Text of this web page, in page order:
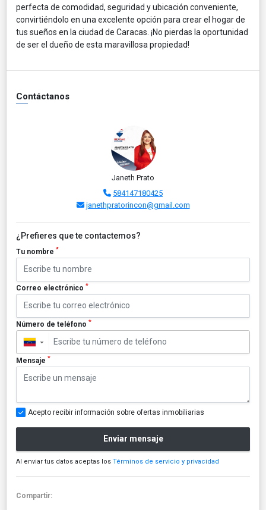
perfecta de comodidad, seguridad y ubicación conveniente,
convirtiéndolo en una excelente opción para crear el hogar de
tus sueños en la ciudad de Caracas. ¡No pierdas la oportunidad
de ser el dueño de esta maravillosa propiedad!
Contáctanos
Janeth Prato
584147180425
janethpratorincon@gmail.com
¿Prefieres que te contactemos?
Tu nombre *
Correo electrónico *
Número de teléfono *
▼
Mensaje *
Acepto recibir información sobre ofertas inmobiliarias
Enviar mensaje
Al enviar tus datos aceptas los Términos de servicio y privacidad
Compartir: